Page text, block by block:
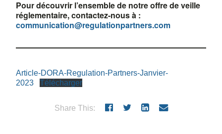
Pour découvrir l’ensemble de notre offre de veille
réglementaire, contactez-nous à :
communication@regulationpartners.com
Article-DORA-Regulation-Partners-Janvier-
2023
Télécharger
Share This: